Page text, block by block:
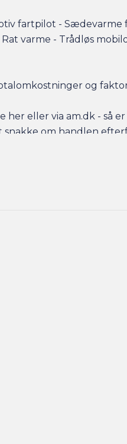
fartpilot - Sædevarme
Rat varme - Trådløs
og
her eller via am.dk - så
snakke om handlen